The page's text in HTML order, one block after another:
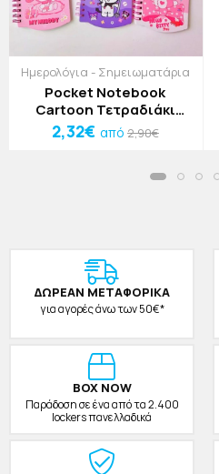
Ημερολόγια - Σημειωματάρια
Pocket Notebook
Cartoon Τετραδιάκι
Melodi
2,32€ από 2,90€
ΔΩΡΕAΝ ΜΕΤΑΦΟΡΙΚΑ
για αγορές άνω των 50€*
BOX NOW
Παράδοση σε ένα από τα 2.400
lockers πανελλαδικά